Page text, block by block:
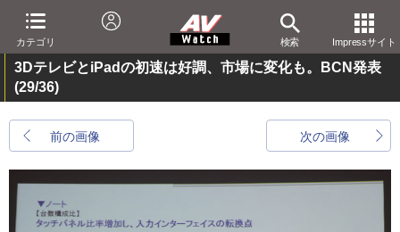
カテゴリ 検索 Impressサイト
3DテレビとiPadの初速は好調、市場に変化も。BCN発表
(29/36)
前の画像 次の画像